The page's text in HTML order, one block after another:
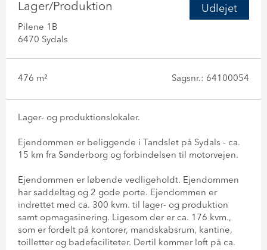
Udlejet
Lager/Produktion
Pilene 1B
6470 Sydals
476 m² Sagsnr.: 64100054
Lager- og produktionslokaler.
Ejendommen er beliggende i Tandslet på Sydals - ca.
15 km fra Sønderborg og forbindelsen til motorvejen.
Ejendommen er løbende vedligeholdt. Ejendommen
har saddeltag og 2 gode porte. Ejendommen er
indrettet med ca. 300 kvm. til lager- og produktion
samt opmagasinering. Ligesom der er ca. 176 kvm.,
som er fordelt på kontorer, mandskabsrum, kantine,
toilletter og badefaciliteter. Dertil kommer loft på ca.